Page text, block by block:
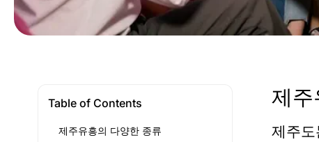
Table of Contents
제주유흥의 다양한 종류
제주
제주